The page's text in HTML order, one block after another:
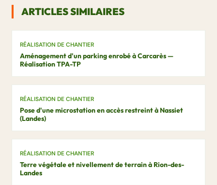
ARTICLES SIMILAIRES
RÉALISATION DE CHANTIER
Aménagement d'un parking enrobé à Carcarès —
Réalisation TPA-TP
RÉALISATION DE CHANTIER
Pose d'une microstation en accès restreint à Nassiet
(Landes)
RÉALISATION DE CHANTIER
Terre végétale et nivellement de terrain à Rion-des-
Landes